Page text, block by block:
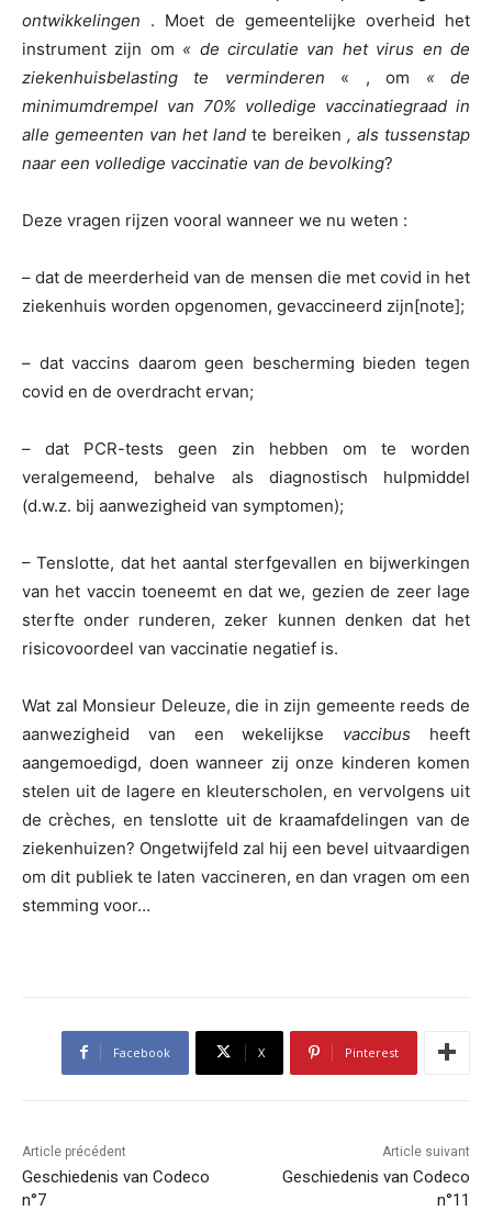
ontwikkelingen . Moet de gemeentelijke overheid het
instrument zijn om « de circulatie van het virus en de
ziekenhuisbelasting te verminderen « , om « de
minimumdrempel van 70% volledige vaccinatiegraad in
alle gemeenten van het land te bereiken , als tussenstap
naar een volledige vaccinatie van de bevolking?
Deze vragen rijzen vooral wanneer we nu weten :
– dat de meerderheid van de mensen die met covid in het
ziekenhuis worden opgenomen, gevaccineerd zijn[note];
– dat vaccins daarom geen bescherming bieden tegen
covid en de overdracht ervan;
– dat PCR-tests geen zin hebben om te worden
veralgemeend, behalve als diagnostisch hulpmiddel
(d.w.z. bij aanwezigheid van symptomen);
– Tenslotte, dat het aantal sterfgevallen en bijwerkingen
van het vaccin toeneemt en dat we, gezien de zeer lage
sterfte onder runderen, zeker kunnen denken dat het
risicovoordeel van vaccinatie negatief is.
Wat zal Monsieur Deleuze, die in zijn gemeente reeds de
aanwezigheid van een wekelijkse vaccibus heeft
aangemoedigd, doen wanneer zij onze kinderen komen
stelen uit de lagere en kleuterscholen, en vervolgens uit
de crèches, en tenslotte uit de kraamafdelingen van de
ziekenhuizen? Ongetwijfeld zal hij een bevel uitvaardigen
om dit publiek te laten vaccineren, en dan vragen om een
stemming voor…
Facebook X Pinterest
Article précédent
Geschiedenis van Codeco
n°7
Article suivant
Geschiedenis van Codeco
n°11